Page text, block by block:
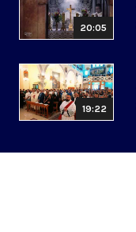
20:05
19:22